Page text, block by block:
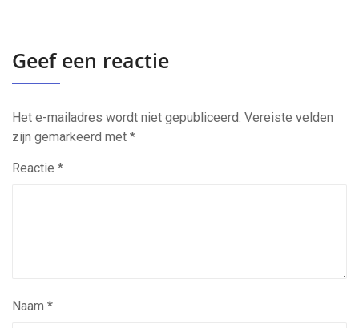
Geef een reactie
Het e-mailadres wordt niet gepubliceerd. Vereiste velden
zijn gemarkeerd met *
Reactie *
Naam *